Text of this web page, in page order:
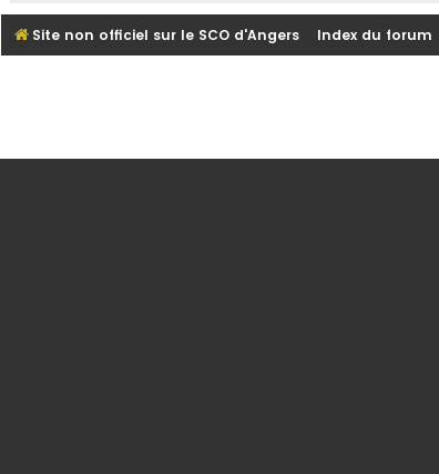
Site non officiel sur le SCO d'Angers Index du forum